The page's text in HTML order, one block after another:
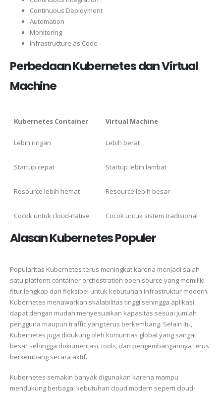
Continuous Deployment
Automation
Monitoring
Infrastructure as Code
Perbedaan Kubernetes dan Virtual
Machine
Kubernetes Container Virtual Machine
Lebih ringan Lebih berat
Startup cepat Startup lebih lambat
Resource lebih hemat Resource lebih besar
Cocok untuk cloud-native Cocok untuk sistem tradisional
Alasan Kubernetes Populer
Popularitas Kubernetes terus meningkat karena menjadi salah
satu platform container orchestration open source yang memiliki
fitur lengkap dan fleksibel untuk kebutuhan infrastruktur modern.
Kubernetes menawarkan skalabilitas tinggi sehingga aplikasi
dapat dengan mudah menyesuaikan kapasitas sesuai jumlah
pengguna maupun traffic yang terus berkembang. Selain itu,
Kubernetes juga didukung oleh komunitas global yang sangat
besar sehingga dokumentasi, tools, dan pengembangannya terus
berkembang secara aktif.
Kubernetes semakin banyak digunakan karena mampu
mendukung berbagai kebutuhan cloud modern seperti cloud-